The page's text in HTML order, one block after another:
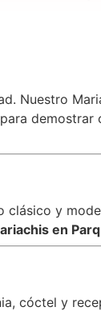
Nuestro
demostrar
y
en
cóctel y